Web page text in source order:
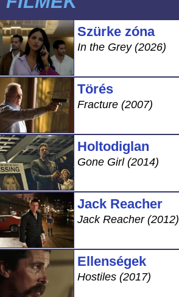
Szürke zóna
In the Grey (2026)
Törés
Fracture (2007)
Holtodiglan
Gone Girl (2014)
Jack Reacher
Jack Reacher (2012)
Ellenségek
Hostiles (2017)